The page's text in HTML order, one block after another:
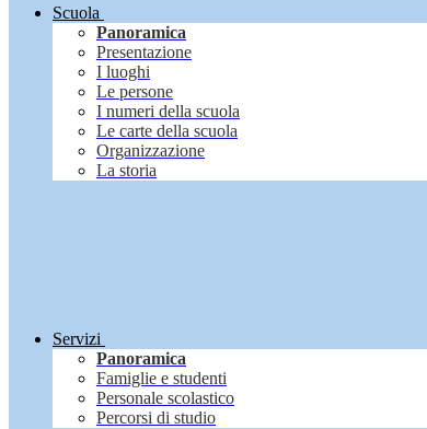
Scuola
Panoramica
Presentazione
I luoghi
Le persone
I numeri della scuola
Le carte della scuola
Organizzazione
La storia
Servizi
Panoramica
Famiglie e studenti
Personale scolastico
Percorsi di studio